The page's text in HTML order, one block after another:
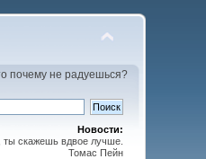
почему не радуешься?
Новости:
скажешь вдвое лучше.
Томас Пейн